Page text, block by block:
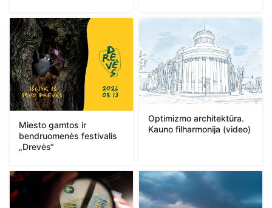
Miesto gamtos ir
bendruomenės festivalis
„Drevės“
Optimizmo architektūra.
Kauno filharmonija (video)